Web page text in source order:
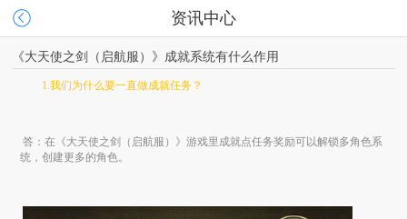
资讯中心
《大天使之剑（启航服）》成就系统有什么作用
1.我们为什么要一直做成就任务？
答：在《大天使之剑（启航服）》游戏里成就点任务奖励可以解锁多角色系
统，创建更多的角色。